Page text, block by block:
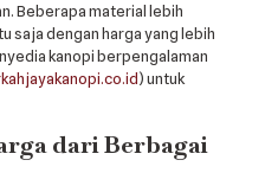
Beberapa material lebih
saja dengan harga yang lebih
kanopi berpengalaman
) untuk
dari Berbagai